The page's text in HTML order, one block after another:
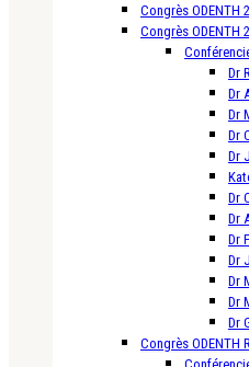
Congrès ODENTH
Congrès ODENTH
Dr
Dr
Dr
Dr
Dr
Dr
Dr
Dr
Dr
Dr
Dr
Dr
Congrès ODENTH